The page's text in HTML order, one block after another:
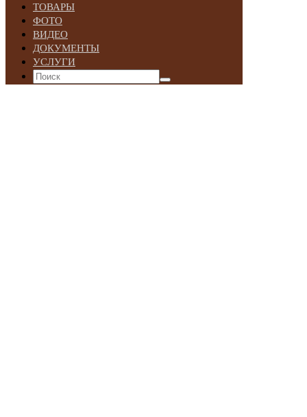
ТОВАРЫ
ФОТО
ВИДЕО
ДОКУМЕНТЫ
УСЛУГИ